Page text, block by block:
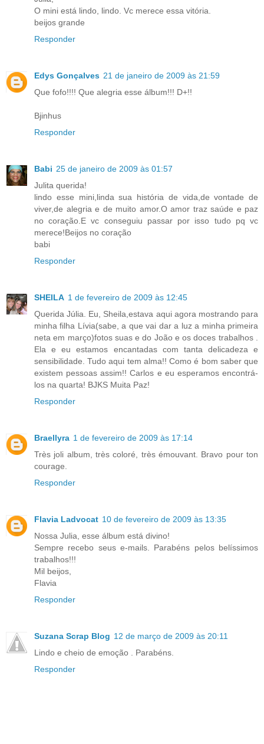
O mini está lindo, lindo. Vc merece essa vitória.
beijos grande
Responder
Edys Gonçalves 21 de janeiro de 2009 às 21:59
Que fofo!!!! Que alegria esse álbum!!! D+!!
Bjinhus
Responder
Babi 25 de janeiro de 2009 às 01:57
Julita querida!
lindo esse mini,linda sua história de vida,de vontade de
viver,de alegria e de muito amor.O amor traz saúde e paz
no coração.E vc conseguiu passar por isso tudo pq vc
merece!Beijos no coração
babi
Responder
SHEILA 1 de fevereiro de 2009 às 12:45
Querida Júlia. Eu, Sheila,estava aqui agora mostrando para
minha filha Lívia(sabe, a que vai dar a luz a minha primeira
neta em março)fotos suas e do João e os doces trabalhos .
Ela e eu estamos encantadas com tanta delicadeza e
sensibilidade. Tudo aqui tem alma!! Como é bom saber que
existem pessoas assim!! Carlos e eu esperamos encontrá-
los na quarta! BJKS Muita Paz!
Responder
Braellyra 1 de fevereiro de 2009 às 17:14
Très joli album, très coloré, très émouvant. Bravo pour ton
courage.
Responder
Flavia Ladvocat 10 de fevereiro de 2009 às 13:35
Nossa Julia, esse álbum está divino!
Sempre recebo seus e-mails. Parabéns pelos belíssimos
trabalhos!!!
Mil beijos,
Flavia
Responder
Suzana Scrap Blog 12 de março de 2009 às 20:11
Lindo e cheio de emoção . Parabéns.
Responder